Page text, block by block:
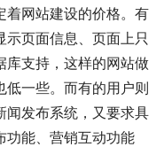
着网站建设的价格。有
示页面信息、页面上只
库支持，这样的网站做
低一些。而有的用户则
闻发布系统，又要求具
功能、营销互动功能